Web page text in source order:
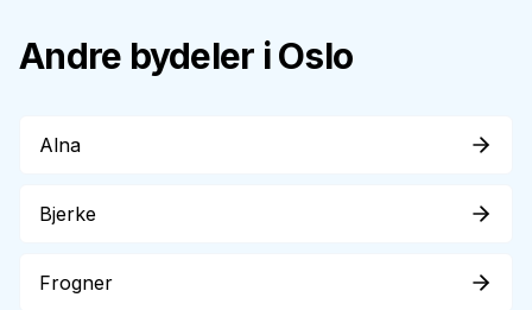
Andre bydeler i Oslo
Alna
Bjerke
Frogner